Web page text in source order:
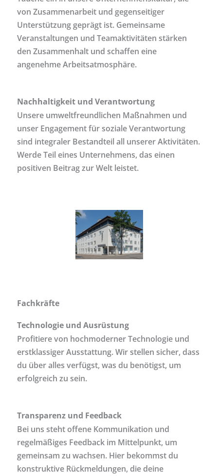
von Zusammenarbeit und gegenseitiger
Unterstützung geprägt ist. Gemeinsame
Veranstaltungen und Teamaktivitäten stärken
den Zusammenhalt und schaffen eine
angenehme Arbeitsatmosphäre.
Nachhaltigkeit und Verantwortung
Unsere umweltfreundlichen Maßnahmen und
unser Engagement für soziale Verantwortung
sind integraler Bestandteil all unserer Aktivitäten.
Werde Teil eines Unternehmens, das einen
positiven Beitrag zur Welt leistet.
Fachkräfte
Technologie und Ausrüstung
Profitiere von hochmoderner Technologie und
erstklassiger Ausstattung. Wir stellen sicher, dass
du über alles verfügst, was du benötigst, um
erfolgreich zu sein.
Transparenz und Feedback
Bei uns steht offene Kommunikation und
regelmäßiges Feedback im Mittelpunkt, um
gemeinsam zu wachsen. Hier bekommst du
konstruktive Rückmeldungen, die deine